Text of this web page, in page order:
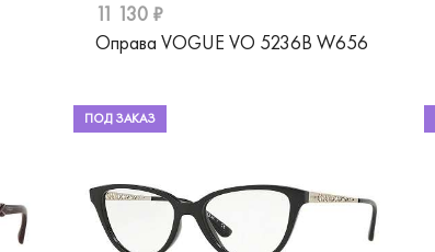
11 130 ₽
Оправа VOGUE VO 5236B W656
ПОД ЗАКАЗ